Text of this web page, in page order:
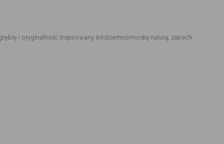
i oryginalność. Inspirowany śródziemnomorską naturą, zapach